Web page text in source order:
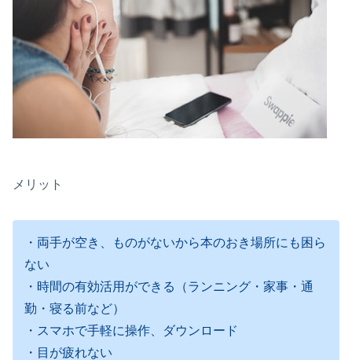
メリット
・両手が空き、ものがないから本のおき場所にも困ら
ない
・時間の有効活用ができる（ランニング・家事・通
勤・寝る前など）
・スマホで手軽に操作、ダウンロード
・目が疲れない